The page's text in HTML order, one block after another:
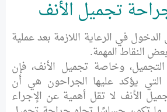
تجميل الأنف
في الرعاية اللازمة بعد عملية
النقاط المهمة.
وخاصة تجميل الأنف، فإن
يؤكد عليها الجراحون هي أن
الأنف لا تقل أهمية عن الإجراء